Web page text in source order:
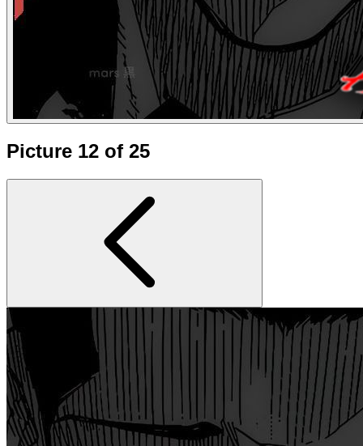
Picture 12 of 25